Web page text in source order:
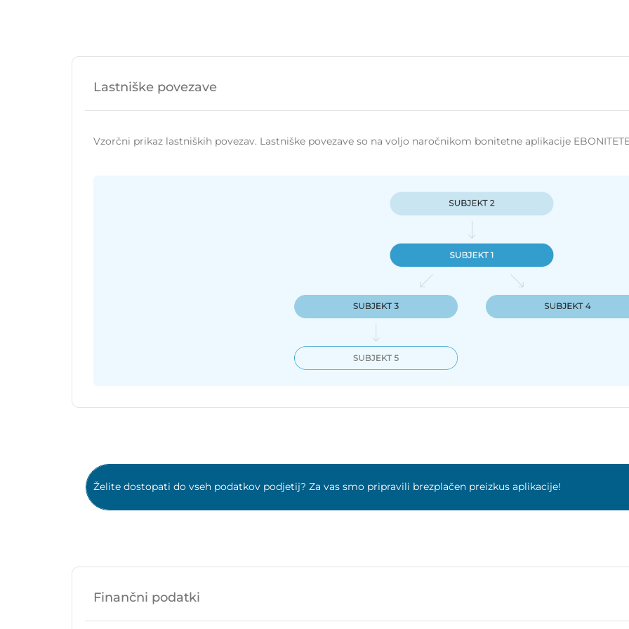
Lastniške povezave
Vzorčni prikaz lastniških povezav. Lastniške povezave so na voljo naročnikom bonitetne aplikacije
Želite dostopati do vseh podatkov podjetij? Za vas smo pripravili brezplačen preizkus aplikacije!
Finančni podatki